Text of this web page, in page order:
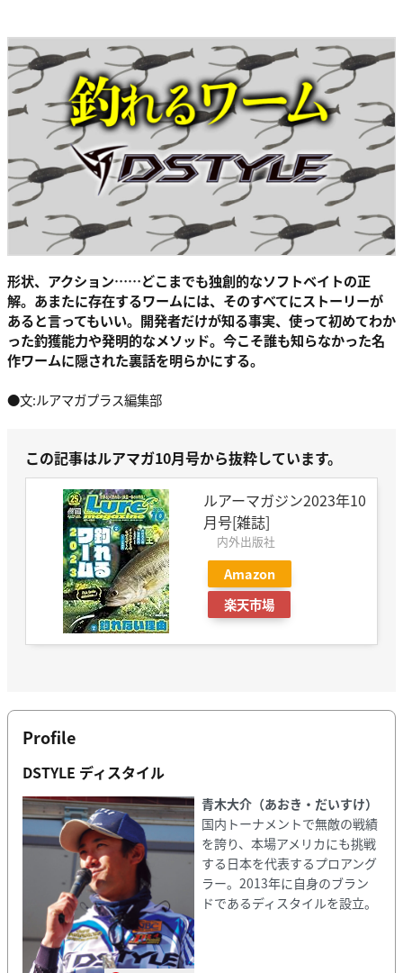
形状、アクション……どこまでも独創的なソフトベイトの正
解。あまたに存在するワームには、そのすべてにストーリーが
あると言ってもいい。開発者だけが知る事実、使って初めてわか
った釣獲能力や発明的なメソッド。今こそ誰も知らなかった名
作ワームに隠された裏話を明らかにする。
●文:ルアマガプラス編集部
この記事はルアマガ10月号から抜粋しています。
ルアーマガジン2023年10
月号[雑誌]
内外出版社
Amazon
楽天市場
Profile
DSTYLE ディスタイル
青木大介（あおき・だいすけ）
国内トーナメントで無敵の戦績
を誇り、本場アメリカにも挑戦
する日本を代表するプロアング
ラー。2013年に自身のブラン
ドであるディスタイルを設立。